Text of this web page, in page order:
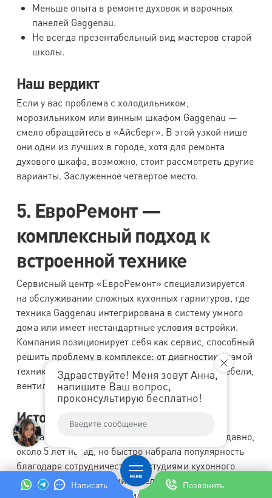
Написать Позвонить
Здравствуйте! Меня зовут Анна,
напишите Ваш вопрос,
проконсультирую бесплатно!
Меньше опыта в ремонте духовок и варочных
панелей Gaggenau.
Не всегда презентабельный вид мастеров старой
школы.
Наш вердикт
Если у вас проблема с холодильником,
морозильником или винным шкафом Gaggenau —
смело обращайтесь в «Айсберг». В этой узкой нише
они одни из лучших в городе, хотя для ремонта
духового шкафа, возможно, стоит рассмотреть другие
варианты. Заслуженное четвертое место.
5. ЕвроРемонт —
комплексный подход к
встроенной технике
Сервисный центр «ЕвроРемонт» специализируется
на обслуживании сложных кухонных гарнитуров, где
техника Gaggenau интегрирована в систему умного
дома или имеет нестандартные условия встройки.
Компания позиционирует себя как сервис, способный
решить проблему в комплексе: от диагностики самой
техники до ремонта прилегающих элементов мебели,
вентиляции или электропроводки.
История и масштаб компании
Компания появилась на рынке относительно недавно,
около 5 лет назад, но быстро набрала популярность
благодаря сотрудничеству со студиями кухонного
дизайна. Штат компании невелик, но каждый
сотрудник является мультидисциплинарным